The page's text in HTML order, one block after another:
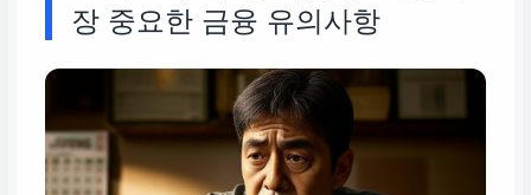
장 중요한 금융 유의사항